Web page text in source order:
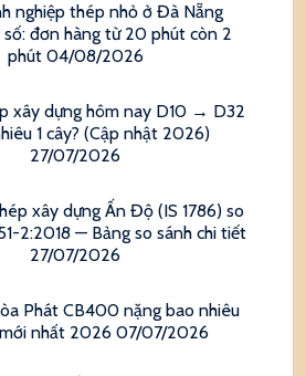
nghiệp thép nhỏ ở Đà Nẵng
số: đơn hàng từ 20 phút còn 2
phút 04/08/2026
xây dựng hôm nay D10 → D32
1 cây? (Cập nhật 2026)
27/07/2026
xây dựng Ấn Độ (IS 1786) so
2:2018 — Bảng so sánh chi tiết
27/07/2026
Phát CB400 nặng bao nhiêu
mới nhất 2026 07/07/2026